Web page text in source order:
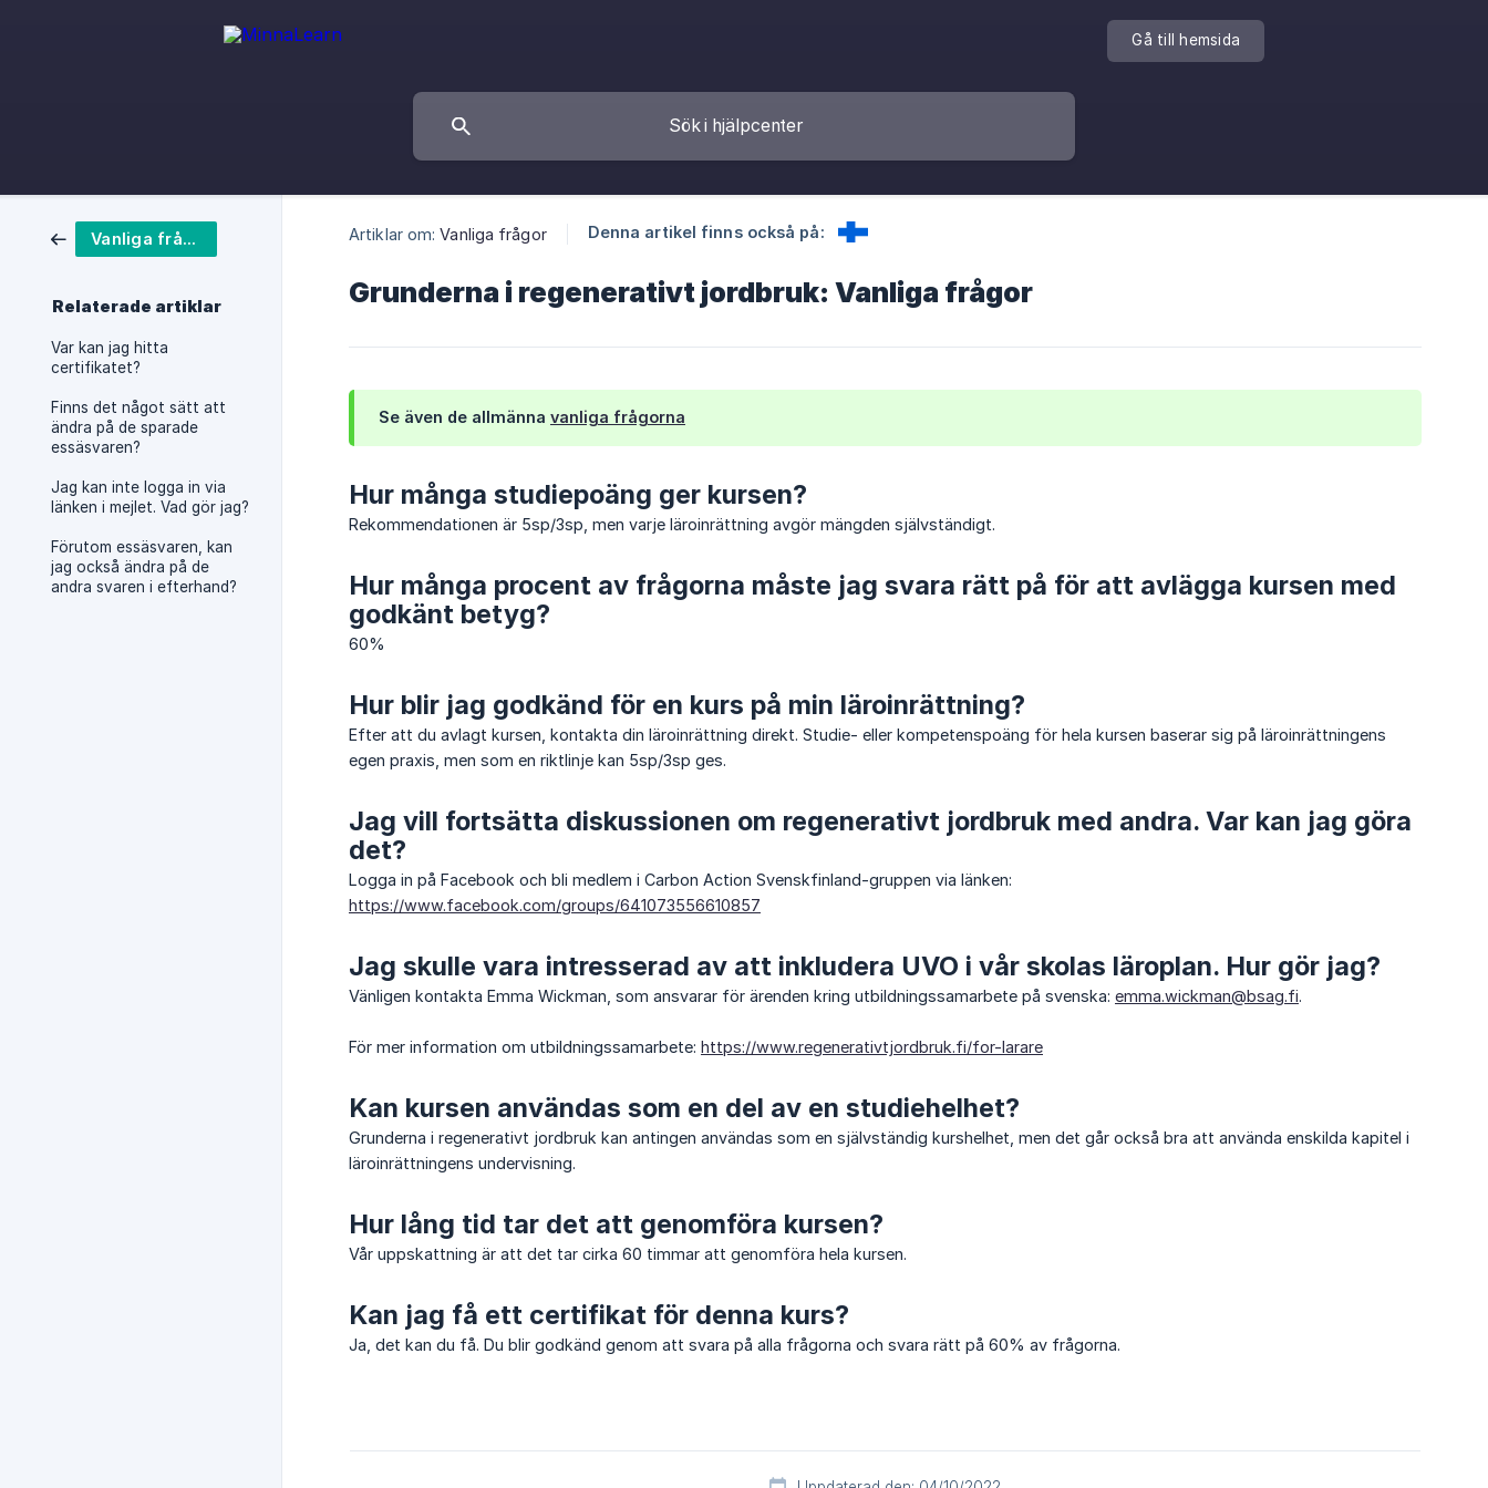
Gå till hemsida
Vanliga frågor
Relaterade artiklar
Var kan jag hitta
certifikatet?
Finns det något sätt att
ändra på de sparade
essäsvaren?
Jag kan inte logga in via
länken i mejlet. Vad gör jag?
Förutom essäsvaren, kan
jag också ändra på de
andra svaren i efterhand?
Artiklar om: Vanliga frågor Denna artikel finns också på:
Grunderna i regenerativt jordbruk: Vanliga frågor
Se även de allmänna vanliga frågorna
Hur många studiepoäng ger kursen?
Rekommendationen är 5sp/3sp, men varje läroinrättning avgör mängden självständigt.
Hur många procent av frågorna måste jag svara rätt på för att avlägga kursen med
godkänt betyg?
60%
Hur blir jag godkänd för en kurs på min läroinrättning?
Efter att du avlagt kursen, kontakta din läroinrättning direkt. Studie- eller kompetenspoäng för hela kursen baserar sig på läroinrättningens
egen praxis, men som en riktlinje kan 5sp/3sp ges.
Jag vill fortsätta diskussionen om regenerativt jordbruk med andra. Var kan jag göra
det?
Logga in på Facebook och bli medlem i Carbon Action Svenskfinland-gruppen via länken:
https://www.facebook.com/groups/641073556610857
Jag skulle vara intresserad av att inkludera UVO i vår skolas läroplan. Hur gör jag?
Vänligen kontakta Emma Wickman, som ansvarar för ärenden kring utbildningssamarbete på svenska: emma.wickman@bsag.fi.
För mer information om utbildningssamarbete: https://www.regenerativtjordbruk.fi/for-larare
Kan kursen användas som en del av en studiehelhet?
Grunderna i regenerativt jordbruk kan antingen användas som en självständig kurshelhet, men det går också bra att använda enskilda kapitel i
läroinrättningens undervisning.
Hur lång tid tar det att genomföra kursen?
Vår uppskattning är att det tar cirka 60 timmar att genomföra hela kursen.
Kan jag få ett certifikat för denna kurs?
Ja, det kan du få. Du blir godkänd genom att svara på alla frågorna och svara rätt på 60% av frågorna.